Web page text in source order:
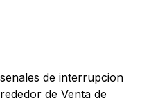
de interrupcion
de Venta de